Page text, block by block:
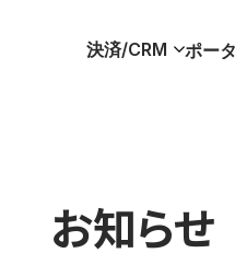
決済/CRM ポー
お知らせ